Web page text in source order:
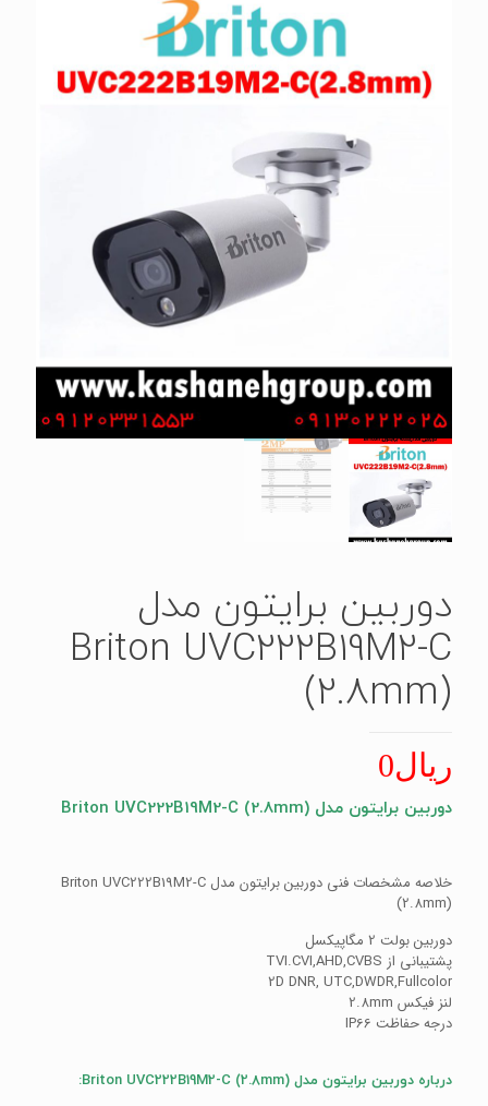
دوربین برایتون مدل
Briton UVC222B19M2-C
(2.8mm)
ریال0
دوربین برایتون مدل Briton UVC222B19M2-C (2.8mm)
خلاصه مشخصات فنی دوربین برایتون مدل Briton UVC222B19M2-C
(2.8mm)
دوربین بولت 2 مگاپیکسل
پشتیبانی از TVI.CVI,AHD,CVBS
2D DNR, UTC,DWDR,Fullcolor
لنز فیکس 2.8mm
درجه حفاظت IP66
درباره دوربین برایتون مدل Briton UVC222B19M2-C (2.8mm):